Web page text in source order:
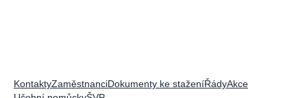
KontaktyZaměstnanciDokumenty ke staženíŘádyAkce